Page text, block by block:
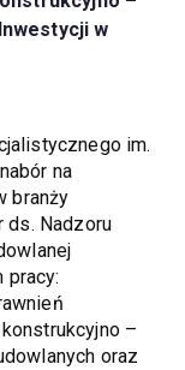
w
im.
na
branży
ds. Nadzoru
pracy:
–
oraz